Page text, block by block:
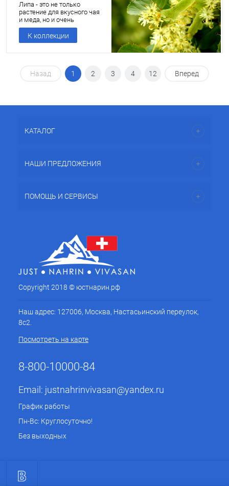
Липа - это не только
растение для вкусного чая
и меда, но и очень
полезный ингредиент.
К коллекции
Назад 1 2 3 4 12 Вперед
КАТАЛОГ
НАШИ ПРЕДЛОЖЕНИЯ
ПОМОЩЬ И СЕРВИСЫ
Copyright 2018 © юстнарин.рф
Наш адрес: 127006, Москва, Настасьинский переулок,
8с2.
Посмотреть на карте
8-800-10000-84
Email: justnahrinvivasan@yandex.ru
График работы
Пн-Вс: Круглосуточно!
Без выходных